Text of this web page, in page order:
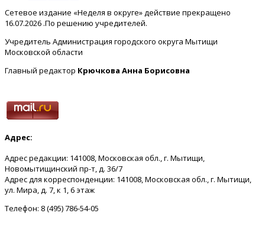
Сетевое издание «Неделя в округе» действие прекращено
16.07.2026 .По решению учредителей.
Учредитель Администрация городского округа Мытищи
Московской области
Главный редактор Крючкова Анна Борисовна
Адрес:
Адрес редакции: 141008, Московская обл., г. Мытищи,
Новомытищинский пр-т, д. 36/7
Адрес для корреспонденции: 141008, Московская обл., г. Мытищи,
ул. Мира, д. 7, к 1, 6 этаж
Телефон: 8 (495) 786-54-05